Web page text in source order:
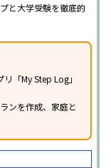
と大学受験を徹底的
「My Step Log」
ンを作成、家庭と